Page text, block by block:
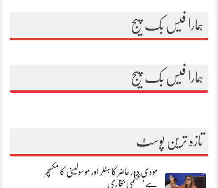
ہمارا فیس بک پیج
ہمارا فیس بک پیج
تازہ ترین پوسٹ
مودی دور حاضر کا ہٹلر اور موسولینی کا مکسچر
ہے’عظمیٰ بخاری